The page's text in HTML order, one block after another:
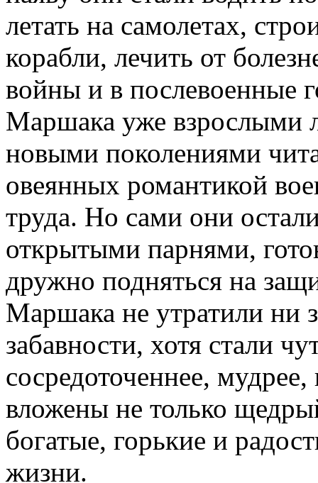
летать на самолетах,
корабли, лечить от
войны и в послевоенные
Маршака уже взрослыми
новыми поколениями
овеянных романтикой
труда. Но сами они
открытыми парнями,
дружно подняться на
Маршака не утратили ни
забавности, хотя стали
сосредоточеннее,
вложены не только
богатые, горькие и
жизни.